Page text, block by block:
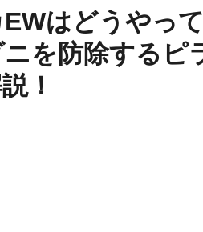
EWはどうやっ
を防除するピ
！